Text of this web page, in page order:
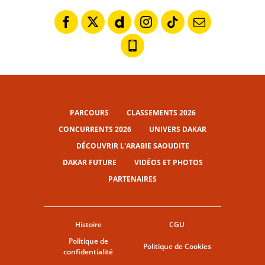
PARCOURS
CLASSEMENTS 2026
CONCURRENTS 2026
UNIVERS DAKAR
DÉCOUVRIR L'ARABIE SAOUDITE
DAKAR FUTURE
VIDÉOS ET PHOTOS
PARTENAIRES
Histoire
CGU
Politique de
confidentialité
Politique de Cookies